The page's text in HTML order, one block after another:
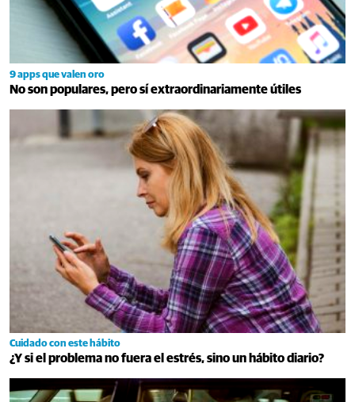
9 apps que valen oro
No son populares, pero sí extraordinariamente útiles
Cuidado con este hábito
¿Y si el problema no fuera el estrés, sino un hábito diario?